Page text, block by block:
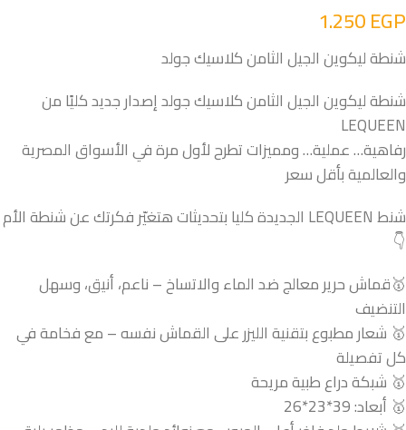
1.250EGP
شنطة ليكوين الجيل الثامن كلاسيك جولد
شنطة ليكوين الجيل الثامن كلاسيك جولد إصدار جديد كليًا من
LEQUEEN
رفاهية… عملية… ومميزات تطرح لأول مرة في الأسواق المصرية
والعالمية بأقل سعر
شنط LEQUEEN الجديدة كليا بتحديثات هتغيّر فكرتك عن شنطة الأم
👇
🥇قماش حرير معالج ضد الماء والاتساخ – ناعم، أنيق، وسهل
التنضيف
🥇 شعار مطبوع بتقنية الليزر على القماش نفسه – مع فخامة في
كل تفصيلة
🥇 شبكة دراع طبية مريحة
🥇 أبعاد: 39*23*26